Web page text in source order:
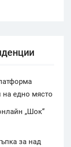
на едно място
„Шок“
за над